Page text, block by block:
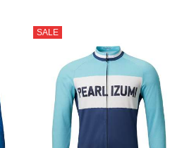
SALE